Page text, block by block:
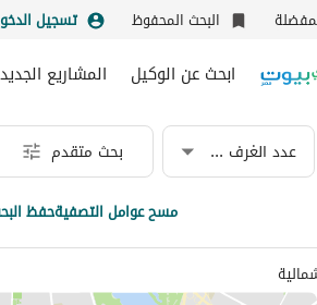
البحث المحفوظ تسجيل
ابحث عن الوكيل المشاريع
عدد الغرف & الحمامات بحث متقدم
مسح عوامل التصفيةحفظ